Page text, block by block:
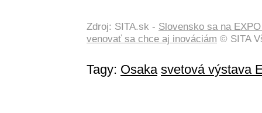
Zdroj: SITA.sk - Slovensko sa na
venovať sa chce aj inováciám © SITA
Tagy: Osaka svetová výstava